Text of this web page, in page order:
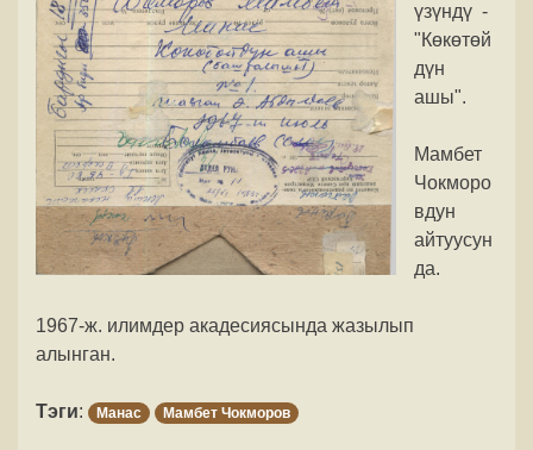
үзүндү -
"Көкөтөй
дүн
ашы".
Мамбет
Чокморо
вдун
айтуусун
да.
1967-ж. илимдер акадесиясында жазылып
алынган.
Тэги: Манас Мамбет Чокморов